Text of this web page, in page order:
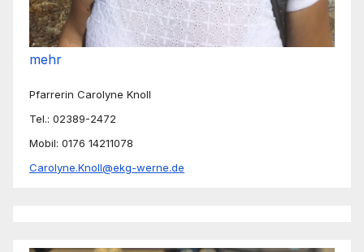
mehr
Pfarrerin Carolyne Knoll
Tel.: 02389-2472
Mobil: 0176 14211078
Carolyne.Knoll@ekg-werne.de